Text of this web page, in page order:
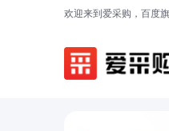
欢迎来到爱采购，百度